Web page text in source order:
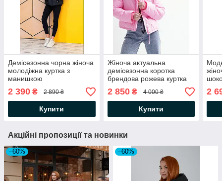
Демісезонна чорна жіноча
молодіжна куртка з
манишкою
2 390 ₴ 2 890 ₴
Купити
Жіноча актуальна
демісезонна коротка
брендова рожева куртка
оверсайз, вільного крою
2 850₴ 4 000 ₴
Купити
2
Акційні пропозиції та новинки
–60% –60%